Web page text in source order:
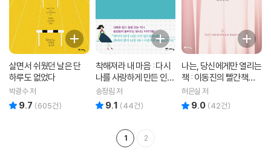
살면서 쉬웠던 날은 단
하루도 없었다
박광수 저
9.7 (605건)
착해져라 내 마음 : 다시
나를 사랑하게 만든 인생
의 문장들
송정림 저
9.1 (44건)
나는, 당신에게만 열리는
책 : 이동진의 빨간책방
오프닝 에세이
허은실 저
9.0 (42건)
1 2